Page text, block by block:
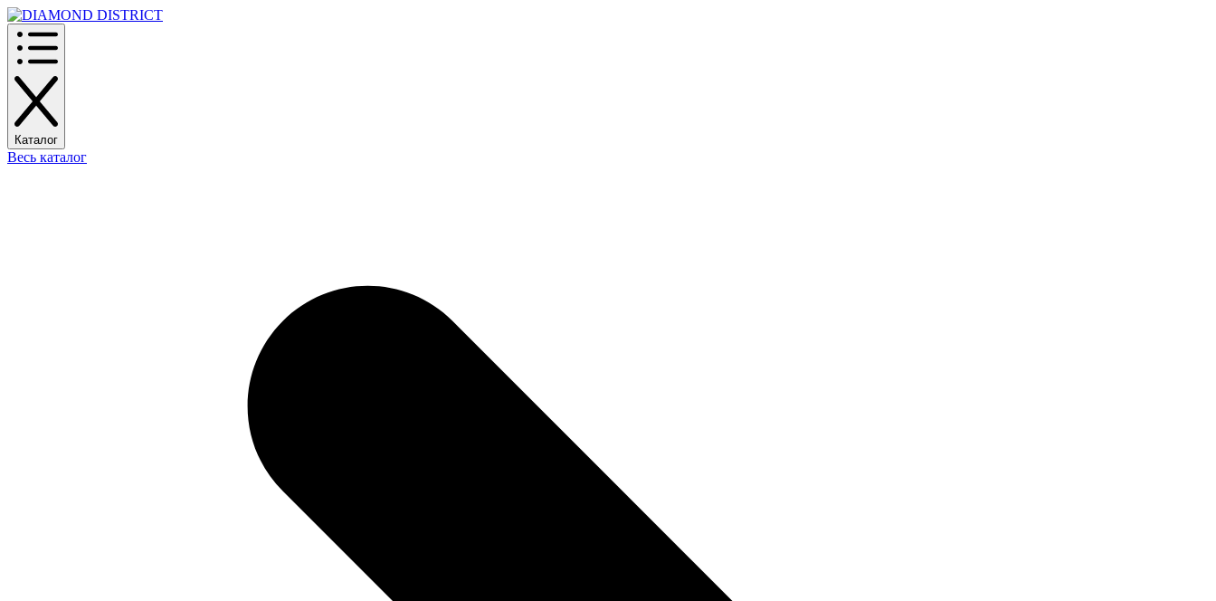
Каталог
Весь каталог